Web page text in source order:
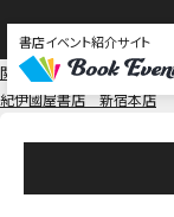
書店イベント紹介サイト
関東
東京
紀伊國屋書店 新宿本店